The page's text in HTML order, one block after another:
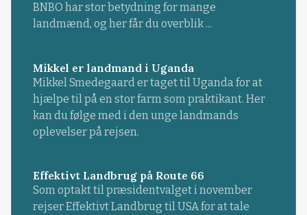
BNBO har stor betydning for mange
landmænd, og her får du overblik ...
Mikkel er landmand i Uganda
Mikkel Smedegaard er taget til Uganda for at
hjælpe til på en stor farm som praktikant. Her
kan du følge med i den unge landmands
oplevelser på rejsen.
Effektivt Landbrug på Route 66
Som optakt til præsidentvalget i november
rejser Effektivt Landbrug til USA for at tale